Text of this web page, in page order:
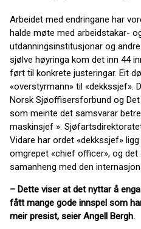
Arbeidet med endringane har
halde møte med arbeidstakar-
utdanningsinstitusjonar og
sjølve høyringa kom det inn 44
ført til konkrete justeringar. Eit
«overstyrmann» til «dekkssjef».
Norsk Sjøoffisersforbund og
som meinte det samsvarar
maskinsjef ».
Vidare har ordet «dekkssjef»
omgrepet «chief officer», og
samanheng med den
– Dette viser at det nyttar å
fått mange gode innspel som
meir presist, seier Angell Bergh.